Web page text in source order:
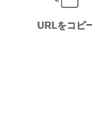
URLをコピ